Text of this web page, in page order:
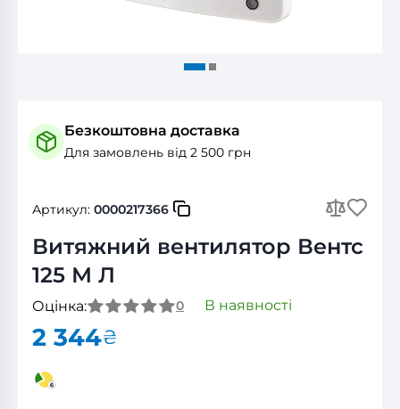
Безкоштовна доставка
Для замовлень від 2 500 грн
Артикул: 0000217366
Витяжний вентилятор Вентс
125 М Л
Оцінка: 0 В наявності
2 344₴